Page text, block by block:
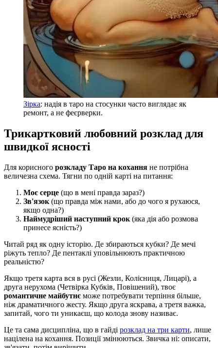
Зірка: надія в таро на стосунки часто виглядає як
ремонт, а не феєрверки.
Трикартковий любовний розклад для
швидкої ясності
Для корисного розкладу Таро на кохання не потрібна
величезна схема. Тягни по одній карті на питання:
Моє серце (що в мені правда зараз?)
Зв'язок (що правда між нами, або до чого я рухаюся,
якщо одна?)
Наймудріший наступний крок (яка дія або розмова
принесе ясність?)
Читай ряд як одну історію. Де збираються кубки? Де мечі
ріжуть тепло? Де пентаклі уповільнюють практичною
реальністю?
Якщо третя карта вся в русі (Жезли, Колісниця, Лицарі), а
друга нерухома (Четвірка Кубків, Повішений), твоє
романтичне майбутнє може потребувати терпіння більше,
ніж драматичного жесту. Якщо друга яскрава, а третя важка,
запитай, чого ти уникаєш, що колода знову називає.
Це та сама дисципліна, що в гайді розклад на три карти, лише
націлена на кохання. Позиції змінюються. Звичка ні: описати,